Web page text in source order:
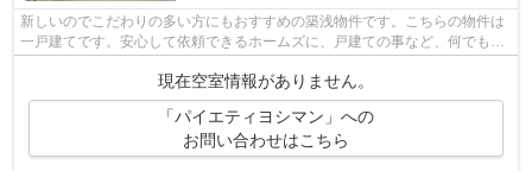
新しいのでこだわりの多い方にもおすすめの築浅物件です。こちらの物件は
一戸建てです。安心して依頼できるホームズに、戸建ての事など、何でもお
現在空室情報がありません。
「パイエティヨシマン」への
お問い合わせはこちら